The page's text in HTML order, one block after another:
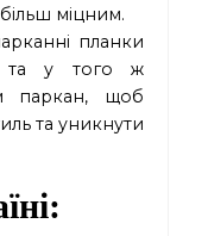
міцним.
планки
та у того ж
паркан, щоб
та уникнути
: